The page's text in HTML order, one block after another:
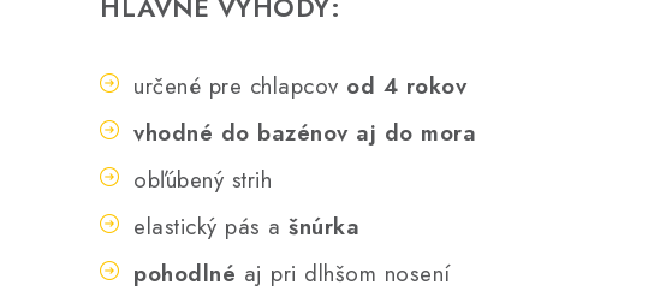
HLAVNÉ VÝHODY:
určené pre chlapcov od 4 rokov
vhodné do bazénov aj do mora
obľúbený strih
elastický pás a šnúrka
pohodlné aj pri dlhšom nosení